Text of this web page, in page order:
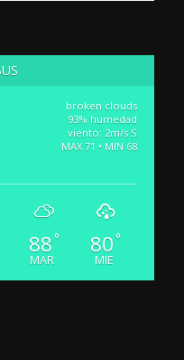
broken clouds
93% humedad
viento: 2m/s S
MAX 71 • MIN 68
88 °
MAR
80 °
MIE